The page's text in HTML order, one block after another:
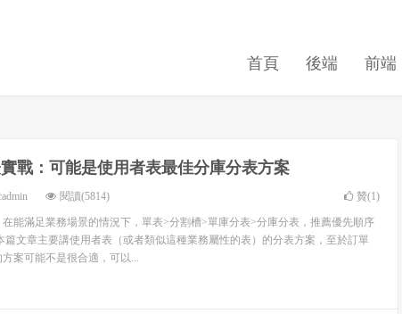
首頁 後端 前端
戰：可能是使用者表最佳分庫分表方案
閱讀(5814) 贊(1)
能滿足業務場景的情況下，單表>分割槽>單庫分表>分庫分表，推薦優先順序
篇文章主要講使用者表（或者類似這種業務屬性的表）的分表方案，至於訂單
案可能不是很合適，可以...